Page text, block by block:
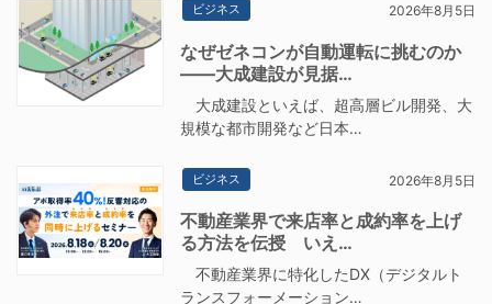
ビジネス 2026年8月5日
なぜゼネコンが自動運転に挑むのか
――大成建設が見据…
大成建設といえば、超高層ビル開発、大
規模な都市開発など日本…
ビジネス 2026年8月5日
不動産業界で来店率と成約率を上げ
る方法を伝授 いえ…
不動産業界に特化したDX（デジタルト
ランスフォーメーション…